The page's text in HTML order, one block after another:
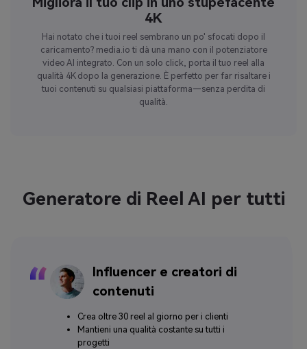
4K
Hai notato che i tuoi reel sembrano un po' sfocati dopo il
caricamento? media.io ti dà una mano con il potenziatore
video AI integrato. Con un solo click, porta il tuo reel alla
qualità 4K dopo la generazione. È perfetto per far risaltare i
tuoi contenuti su qualsiasi piattaforma—senza perdita di
qualità.
Influencer e creatori di
contenuti
Crea oltre 30 reel al giorno per i clienti
Mantieni una qualità costante su tutti i
progetti
Generatore di Reel AI per tutti